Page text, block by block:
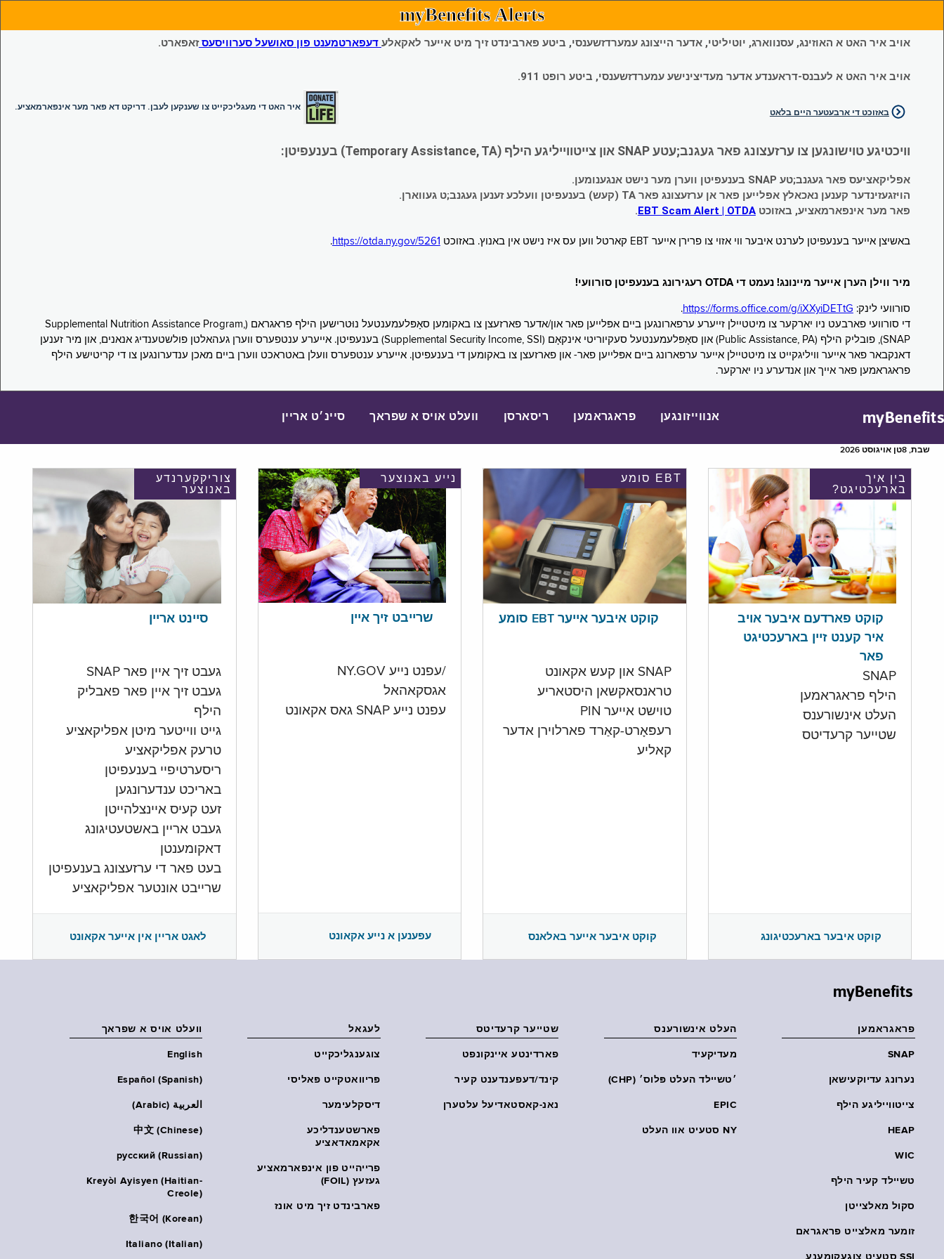
myBenefits Alerts
אויב איר האט א האוזינג, עסנווארג, יוטיליטי, אדער הייצונג עמערדזשענסי, ביטע פארבינדט זיך מיט אייער לאקאלע דעפארטמענט פון סאושעל סערוויסעסזאפארט.
אויב איר האט א לעבנס-דראענדע אדער מעדיצינישע עמערדזשענסי, ביטע רופט 911.
איר האט די מעגליכקייט צו שענקען לעבן. דריקט דא פאר מער אינפארמאציע.
באזוכט די ארבעטער היים בלאט
וויכטיגע טוישונגען צו ערזעצונג פאר געגנב;עטע SNAP און צייטווייליגע הילף (Temporary Assistance, TA) בענעפיטן:
אפליקאציעס פאר געגנב;טע SNAP בענעפיטן ווערן מער נישט אנגענומען.
הויזגעזינדער קענען נאכאלץ אפּלייען פאר אן ערזעצונג פאר TA (קעש) בענעפיטן וועלכע זענען געגנב;ט געווארן.
פאר מער אינפארמאציע, באזוכטEBT Scam Alert | OTDA
.
באשיצן אייער בענעפיטן לערנט איבער ווי אזוי צו פרירן אייער EBT קארטל ווען עס איז נישט אין באנוץ. באזוכט https://otda.ny.gov/5261
.
מיר ווילן הערן אייער מיינונג! נעמט די OTDA רעגירונג בענעפיטן סורוועי!
סורוועי לינק: https://forms.office.com/g/iXXyiDETtG
.
די סורוועי פארבעט ניו יארקער צו מיטטיילן זייערע ערפארונגען ביים אפּלייען פאר און/אדער פארזעצן צו באקומען סאָפּלעמענטעל נוּטרישען הילף פראגראם (Supplemental Nutrition Assistance Program,
SNAP), פובליק הילף (Public Assistance, PA) און סאָפּלעמענטעל סעקיוריטי אינקאָם (Supplemental Security Income, SSI) בענעפיטן. אייערע ענטפערס ווערן געהאלטן פולשטענדיג אנאנים, און מיר זענען
דאנקבאר פאר אייער וויליגקייט צו מיטטיילן אייער ערפארונג ביים אפּלייען פאר- און פארזעצן צו באקומען די בענעפיטן. אייערע ענטפערס וועלן באטראכט ווערן ביים מאכן ענדערונגען צו די קריטישע הילף
פראגראמען פאר אייך און אנדערע ניו יארקער.
myBenefits אנווייזונגען פראגראמען ריסארסן וועלט אויס א שפראך סיינ׳ט אריין
שבת, 8טן אויגוסט 2026
צוריקקערנדע
באנוצער
סיינט אריין
געבט זיך איין פאר SNAP
געבט זיך איין פאר פאבליק
הילף
גייט ווייטער מיטן אפליקאציע
טרעק אפליקאציע
ריסערטיפיי בענעפיטן
באריכט ענדערונגען
זעט קעיס איינצלהייטן
געבט אריין באשטעטיגונג
דאקומענטן
בעט פאר די ערזעצונג בענעפיטן
שרייבט אונטער אפליקאציע
לאגט אריין אין אייער אקאונט
נייע באנוצער
שרייבט זיך איין
/עפנט נייע NY.GOV
אגסקאהאל
עפנט נייע SNAP גאס אקאונט
עפענען א נייע אקאונט
EBT סומע
קוקט איבער אייער EBT סומע
SNAP און קעש אקאונט
טראנסאקשאן היסטאריע
טוישט אייער PIN
רעפּאָרט-קאַרד פארלוירן אדער
קאליע
קוקט איבער אייער באלאנס
בין איך
בארעכטיגט?
קוקט פארדעם איבער אויב
איר קענט זיין בארעכטיגט
פאר
SNAP
הילף פראגראמען
העלט אינשורענס
שטייער קרעדיטס
קוקט איבער בארעכטיגונג
myBenefits
פראגראמען
SNAP
נערונג עדיוקעישאן
צייטווייליגע הילף
HEAP
WIC
טשיילד קעיר הילף
סקול מאלצייטן
זומער מאלצייט פראגראם
SSI סטעיט צוגעקומענע
העלט אינשורענס
מעדיקעיד
׳טשיילד העלט פּלוס׳ (CHP)
EPIC
NY סטעיט אוו העלט
שטייער קרעדיטס
פארדינטע איינקונפט
קינד/דעפענדענט קעיר
נאנ-קאסטאדיעל עלטערן
לעגאל
צוגענגליכקייט
פּריוואטקייט פּאליסי
דיסקלעימער
פארשטענדליכע
אקאמאדאציע
פרייהייט פון אינפארמאציע
געזעץ (FOIL)
פארבינדט זיך מיט אונז
וועלט אויס א שפראך
English
Español (Spanish)
العربية (Arabic)
中文 (Chinese)
русский (Russian)
Kreyòl Ayisyen (Haitian-
Creole)
한국어 (Korean)
Italiano (Italian)